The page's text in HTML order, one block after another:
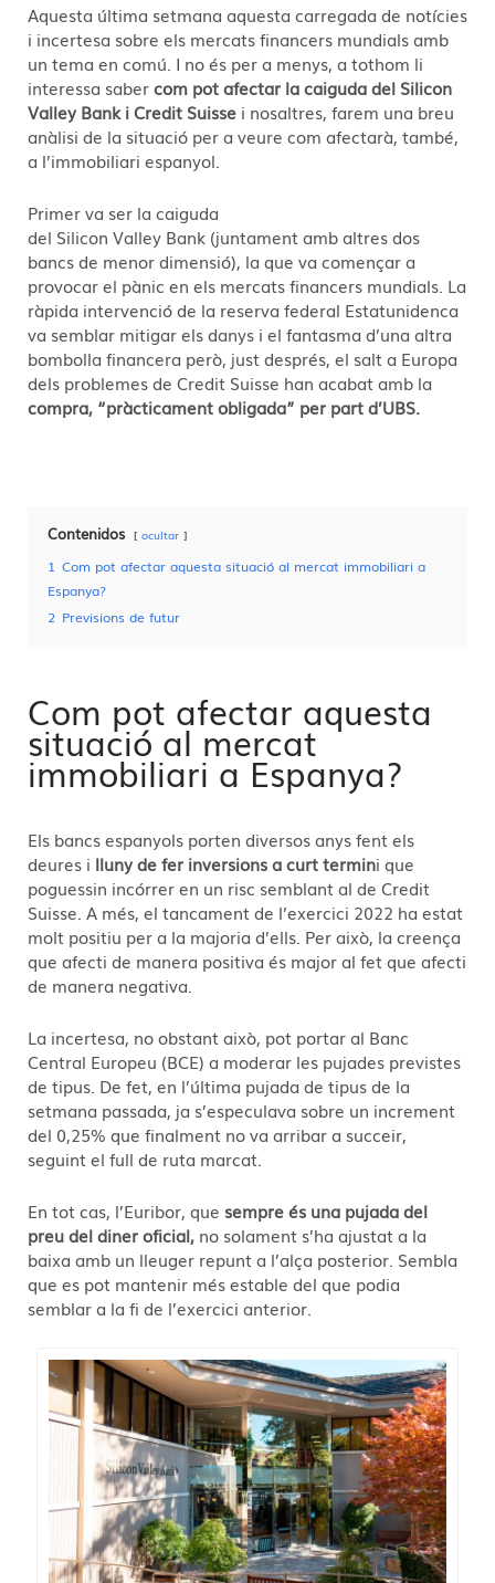
Aquesta última setmana aquesta carregada de notícies
i incertesa sobre els mercats financers mundials amb
un tema en comú. I no és per a menys, a tothom li
interessa sabercom pot afectar la caiguda del Silicon
Valley Bank i Credit Suisse i nosaltres, farem una breu
anàlisi de la situació per a veure com afectarà, també,
a l’immobiliari espanyol.
Primer va ser la caiguda
del Silicon Valley Bank (juntament amb altres dos
bancs de menor dimensió), la que va començar a
provocar el pànic en els mercats financers mundials. La
ràpida intervenció de la reserva federal Estatunidenca
va semblar mitigar els danys i el fantasma d’una altra
bombolla financera però, just després, el salt a Europa
dels problemes de Credit Suisse han acabat amb la
compra, “pràcticament obligada” per part d’UBS.
Contenidos ocultar
1 Com pot afectar aquesta situació al mercat immobiliari a
Espanya?
2 Previsions de futur
Com pot afectar aquesta
situació al mercat
immobiliari a Espanya?
Els bancs espanyols porten diversos anys fent els
deures i lluny de fer inversions a curt termini que
poguessin incórrer en un risc semblant al de Credit
Suisse. A més, el tancament de l’exercici 2022 ha estat
molt positiu per a la majoria d’ells. Per això, la creença
que afecti de manera positiva és major al fet que afecti
de manera negativa.
La incertesa, no obstant això, pot portar al Banc
Central Europeu (BCE) a moderar les pujades previstes
de tipus. De fet, en l’última pujada de tipus de la
setmana passada, ja s’especulava sobre un increment
del 0,25% que finalment no va arribar a succeir,
seguint el full de ruta marcat.
En tot cas, l’Euribor, que sempre és una pujada del
preu del diner oficial, no solament s’ha ajustat a la
baixa amb un lleuger repunt a l’alça posterior. Sembla
que es pot mantenir més estable del que podia
semblar a la fi de l’exercici anterior.